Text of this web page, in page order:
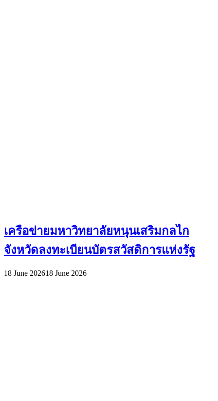
เครือข่ายมหาวิทยาลัยหนุนเสริมกลไก
จังหวัดลงทะเบียนบัตรสวัสดิการแห่งรัฐ
18 June 202618 June 2026